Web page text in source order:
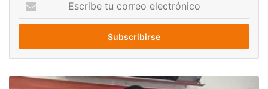
correo
Hallan